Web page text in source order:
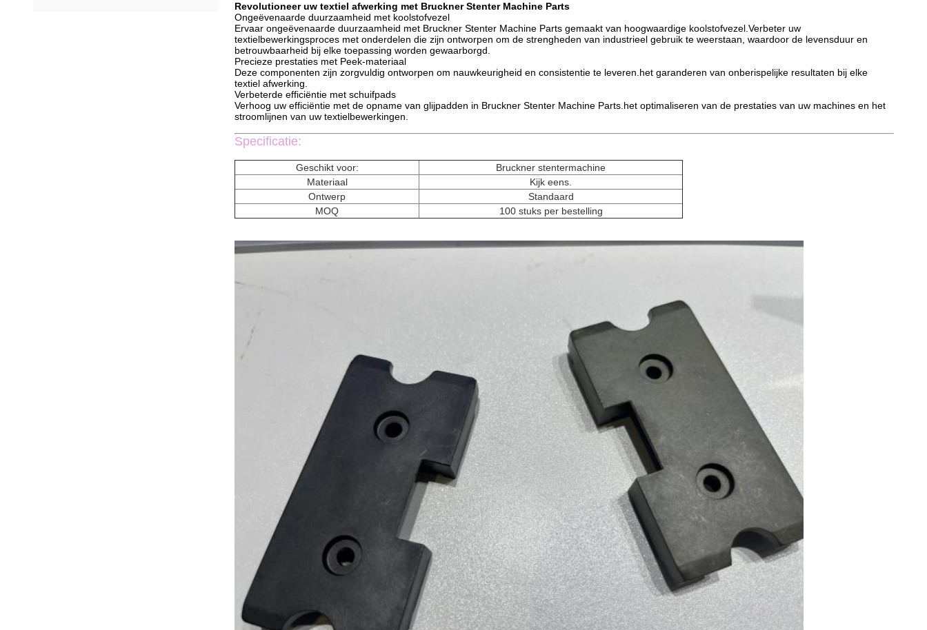
Revolutioneer uw textiel afwerking met Bruckner Stenter Machine Parts
Ongeëvenaarde duurzaamheid met koolstofvezel
Ervaar ongeëvenaarde duurzaamheid met Bruckner Stenter Machine Parts gemaakt van hoogwaardige koolstofvezel.Verbeter uw
textielbewerkingsproces met onderdelen die zijn ontworpen om de strengheden van industrieel gebruik te weerstaan, waardoor de levensduur en
betrouwbaarheid bij elke toepassing worden gewaarborgd.
Precieze prestaties met Peek-materiaal
Deze componenten zijn zorgvuldig ontworpen om nauwkeurigheid en consistentie te leveren.het garanderen van onberispelijke resultaten bij elke
textiel afwerking.
Verbeterde efficiëntie met schuifpads
Verhoog uw efficiëntie met de opname van glijpadden in Bruckner Stenter Machine Parts.het optimaliseren van de prestaties van uw machines en het
stroomlijnen van uw textielbewerkingen.
Specificatie:
Geschikt voor:
Bruckner stentermachine
Materiaal
Kijk eens.
Ontwerp
Standaard
MOQ
100 stuks per bestelling